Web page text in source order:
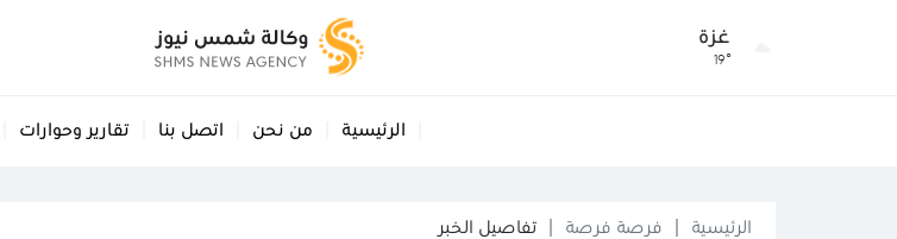
غزة
19°
الرئيسية من نحن اتصل بنا تقارير وحوارات
الرئيسية فرصة فرصة تفاصيل الخبر